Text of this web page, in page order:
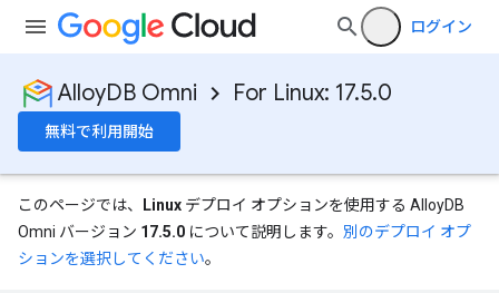
ログイン
AlloyDB Omni For Linux: 17.5.0
無料で利用開始
このページでは、 Linux デプロイ オプションを使用する AlloyDB
Omni バージョン 17.5.0 について説明します。 別のデプロイ オプ
ションを選択してください。